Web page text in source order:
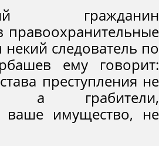
гражданин
правоохранительные
следователь по
ему говорит:
преступления не
а грабители,
ваше имущество, не